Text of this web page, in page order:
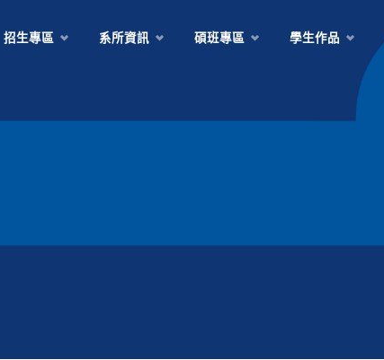
招生專區 系所資訊 碩班專區 學生作品